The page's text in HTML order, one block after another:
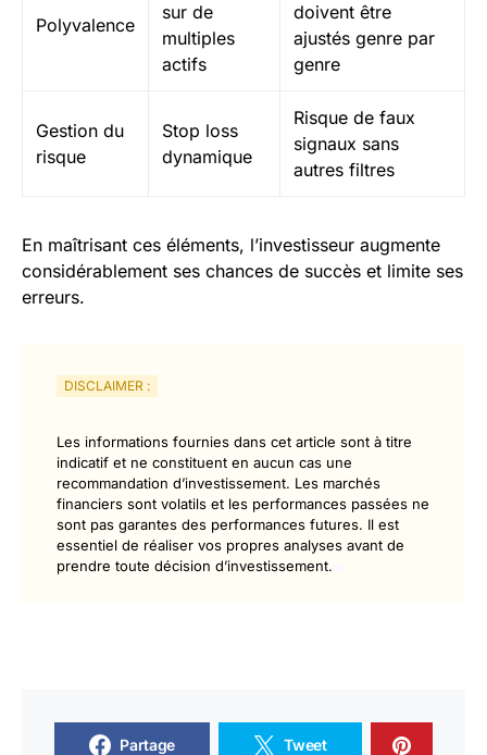
Polyvalence
sur de
multiples
actifs
doivent être
ajustés genre par
genre
Gestion du
risque
Stop loss
dynamique
Risque de faux
signaux sans
autres filtres
En maîtrisant ces éléments, l’investisseur augmente
considérablement ses chances de succès et limite ses
erreurs.
DISCLAIMER :
Les informations fournies dans cet article sont à titre
indicatif et ne constituent en aucun cas une
recommandation d’investissement. Les marchés
financiers sont volatils et les performances passées ne
sont pas garantes des performances futures. Il est
essentiel de réaliser vos propres analyses avant de
prendre toute décision d’investissement.
Partage Tweet